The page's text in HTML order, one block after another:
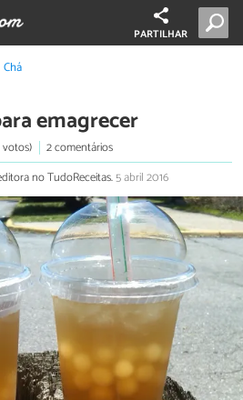
PARTILHAR
Chá
emagrecer
votos)
2 comentários
no TudoReceitas.5 abril 2016